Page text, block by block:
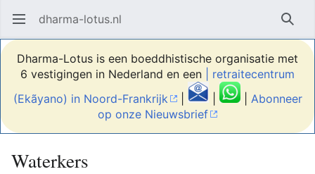
Hoofdmenu openen dharma-lotus.nl
Dharma-Lotus is een boeddhistische organisatie met
6 vestigingen in Nederland en een
| retraitecentrum
(Ekãyano) in Noord-Frankrijk
| | Abonneer
op onze Nieuwsbrief
Waterkers